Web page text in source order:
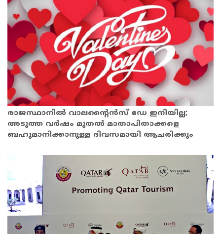
രാജസ്ഥാനില്‍ വാലന്റൈന്‍സ് ഡേ ഇനിയില്ല;
അടുത്ത വര്‍ഷം മുതല്‍ മാതാപിതാക്കളെ
ബഹുമാനിക്കാനുള്ള ദിവസമായി ആചരിക്കും